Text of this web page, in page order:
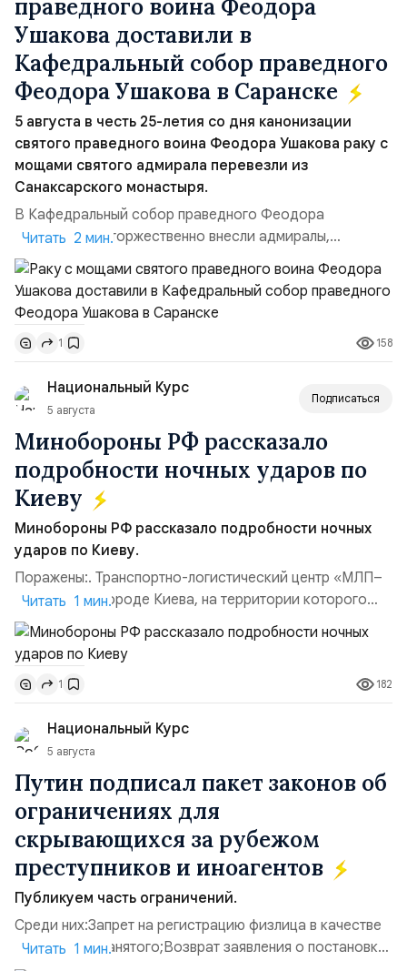
праведного воина Феодора
Ушакова доставили в
Кафедральный собор праведного
Феодора Ушакова в Саранске
5 августа в честь 25-летия со дня канонизации
святого праведного воина Феодора Ушакова раку с
мощами святого адмирала перевезли из
Санаксарского монастыря.
В Кафедральный собор праведного Феодора
Ушакова раку торжественно внесли адмиралы,
участвовавшие в канонизации святого праведного
воина Феодора Ушакова 25 лет назад:Адмирал
Владимир Прокофьевич Валуев, командующий
Балтийским флотом ВМФ России (2001–2006
гг.);Адмирал Владимир Петрович Комоедов,
командующий Черноморским флотом ВМФ России
(1998–2002 г...
Читать 2 мин.
1 158
Национальный Курс
5 августа
Подписаться
Минобороны РФ рассказало
подробности ночных ударов по
Киеву
Минобороны РФ рассказало подробности ночных
ударов по Киеву.
Поражены:. Транспортно-логистический центр «МЛП–
Чайка» в пригороде Киева, на территории которого
осуществлялось хранение, сборка а также запуск с
прилегающего полевого аэродром «Чайка»
дальнобойных БПЛА ВСУ; Складские помещения
«Транс-Логистик» в Оболонском районе г. Киев,
использовавшиеся для хранения военного
имущества ВСУ; Сортировочны...
Читать 1 мин.
1 182
Национальный Курс
5 августа
Путин подписал пакет законов об
ограничениях для
скрывающихся за рубежом
преступников и иноагентов
Публикуем часть ограничений.
Среди них:Запрет на регистрацию физлица в качестве
ИП или самозанятого;Возврат заявления о постановке
Читать 1 мин.